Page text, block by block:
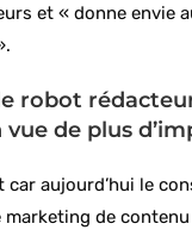
et « donne envie
robot
de plus
car aujourd’hui le
marketing de